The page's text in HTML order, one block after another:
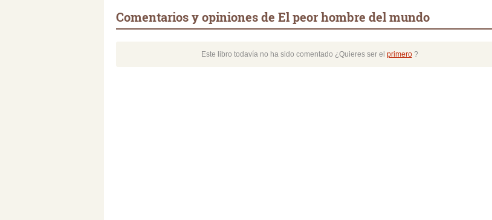
Comentarios y opiniones de El peor hombre del mundo
Este libro todavía no ha sido comentado ¿Quieres ser el primero?